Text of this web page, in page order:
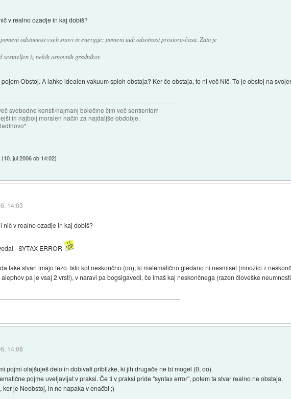
v realno ozadje in kaj dobiš?
odstotnost vseh snovi in energije; pomeni tudi odsotnost prostora-časa. Zato je
sestavljen iz nekih osnovnih gradnikov.
Obstoj. A lahko idealen vakuum sploh obstaja? Ker če obstaja, to ni več Nič. To je obstoj na
svobodne koristi/najmanj bolečine čim več sentientom
in najbolj moralen način za najdaljše obdobje.
(10. jul 2006 ob 14:02)
14:03
nič v realno ozadje in kaj dobiš?
- SYTAX ERROR
take stvari imajo težo. Isto kot neskončno (oo), ki matematično gledano ni nesmisel (množici z
pa je vsaj 2 vrsti), v naravi pa bogsigavedi, če imaš kaj neskončnega (razen človeške
14:08
pojmi olajšuješ delo in dobivaš približke, ki jih drugače ne bi mogel (0, oo)
pojme uveljavljat v praksi. Če ti v praksi pride "syntax error", potem ta stvar realno ne obstaja.
ker je Neobstoj, in ne napaka v enačbi ;)